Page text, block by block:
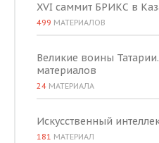
XVI саммит БРИКС в
499 МАТЕРИАЛОВ
Великие воины
материалов
24 МАТЕРИАЛА
Искусственный
181 МАТЕРИАЛ